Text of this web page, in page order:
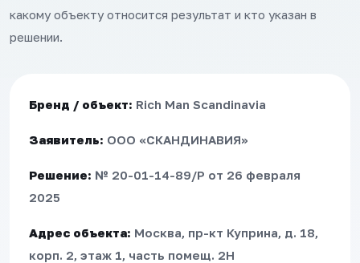
какому объекту относится результат и кто указан в
решении.
Бренд / объект: Rich Man Scandinavia
Заявитель: ООО «СКАНДИНАВИЯ»
Решение: № 20-01-14-89/Р от 26 февраля
2025
Адрес объекта: Москва, пр-кт Куприна, д. 18,
корп. 2, этаж 1, часть помещ. 2Н